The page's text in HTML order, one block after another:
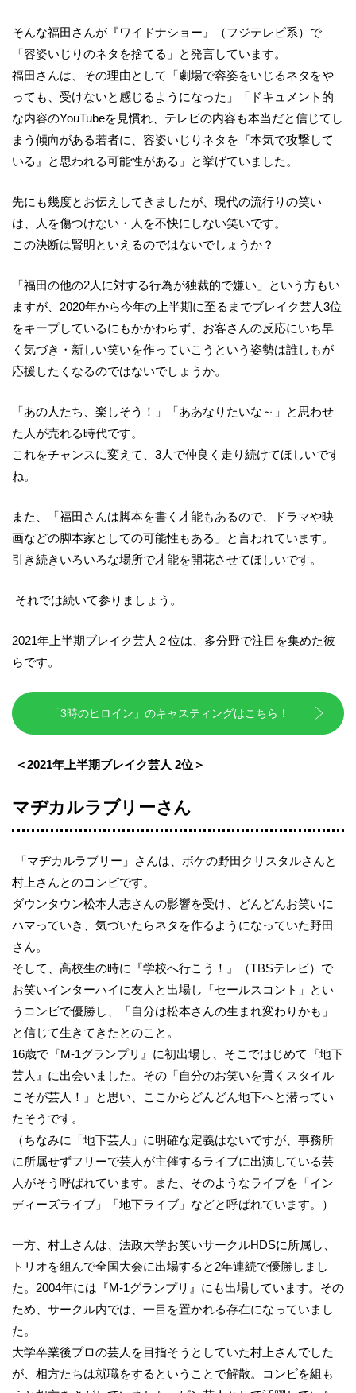
そんな福田さんが『ワイドナショー』（フジテレビ系）で
「容姿いじりのネタを捨てる」と発言しています。
福田さんは、その理由として「劇場で容姿をいじるネタをや
っても、受けないと感じるようになった」「ドキュメント的
な内容のYouTubeを見慣れ、テレビの内容も本当だと信じてし
まう傾向がある若者に、容姿いじりネタを『本気で攻撃して
いる』と思われる可能性がある」と挙げていました。
先にも幾度とお伝えしてきましたが、現代の流行りの笑い
は、人を傷つけない・人を不快にしない笑いです。
この決断は賢明といえるのではないでしょうか？
「福田の他の2人に対する行為が独裁的で嫌い」という方もい
ますが、2020年から今年の上半期に至るまでブレイク芸人3位
をキープしているにもかかわらず、お客さんの反応にいち早
く気づき・新しい笑いを作っていこうという姿勢は誰しもが
応援したくなるのではないでしょうか。
「あの人たち、楽しそう！」「ああなりたいな～」と思わせ
た人が売れる時代です。
これをチャンスに変えて、3人で仲良く走り続けてほしいです
ね。
また、「福田さんは脚本を書く才能もあるので、ドラマや映
画などの脚本家としての可能性もある」と言われています。
引き続きいろいろな場所で才能を開花させてほしいです。
それでは続いて参りましょう。
2021年上半期ブレイク芸人２位は、多分野で注目を集めた彼
らです。
「3時のヒロイン」のキャスティングはこちら！
＜2021年上半期ブレイク芸人 2位＞
マヂカルラブリーさん
「マヂカルラブリー」さんは、ボケの野田クリスタルさんと
村上さんとのコンビです。
ダウンタウン松本人志さんの影響を受け、どんどんお笑いに
ハマっていき、気づいたらネタを作るようになっていた野田
さん。
そして、高校生の時に『学校へ行こう！』（TBSテレビ）で
お笑いインターハイに友人と出場し「セールスコント」とい
うコンビで優勝し、「自分は松本さんの生まれ変わりかも」
と信じて生きてきたとのこと。
16歳で『M-1グランプリ』に初出場し、そこではじめて『地下
芸人』に出会いました。その「自分のお笑いを貫くスタイル
こそが芸人！」と思い、ここからどんどん地下へと潜ってい
たそうです。
（ちなみに「地下芸人」に明確な定義はないですが、事務所
に所属せずフリーで芸人が主催するライブに出演している芸
人がそう呼ばれています。また、そのようなライブを「イン
ディーズライブ」「地下ライブ」などと呼ばれています。）
一方、村上さんは、法政大学お笑いサークルHDSに所属し、
トリオを組んで全国大会に出場すると2年連続で優勝しまし
た。2004年には『M-1グランプリ』にも出場しています。その
ため、サークル内では、一目を置かれる存在になっていまし
た。
大学卒業後プロの芸人を目指そうとしていた村上さんでした
が、相方たちは就職をするということで解散。コンビを組も